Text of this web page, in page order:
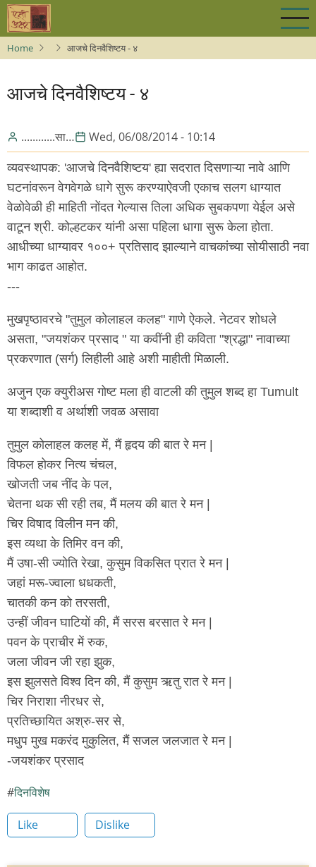
Skip
main
content
Home आजचे दिनवैशिष्टय - ४
आजचे दिनवैशिष्टय - ४
............सा… Wed, 06/08/2014 - 10:14
व्यवस्थापक: 'आजचे दिनवैशिष्टय' ह्या सदरात दिसणाऱ्या नावे आणि
घटनांवरून वेगवेगळे धागे सुरू करण्याऐवजी एकाच सलग धाग्यात
वेळोवेळी ही माहिती नोंदत गेल्यास तिला अधिक सुबकपणा येईल असे
वाटून श्री. कोल्हटकर यांनी असा पहिला धागा सुरू केला होता.
आधीच्या धाग्यावर १००+ प्रतिसाद झाल्याने वाचकांच्या सोयीसाठी नवा
भाग काढत आहोत.
---
मुखपृष्ठावरचे "तुमुल कोलाहल कलह" गाणे ऐकले. नेटवर शोधले
असता, "जयशंकर प्रसाद " या कवींनी ही कविता "श्रद्धा" नावाच्या
प्रकरणात (सर्ग) लिहीली आहे अशी माहीती मिळाली.
अजुन एक क्युरीअस गोष्ट मला ही वाटली की तुमुल शब्द हा Tumult
या शब्दाशी व अर्थाशी जवळ असावा
तुमुल कोलाहल कलह में, मैं हृदय की बात रे मन |
विफल होकर नित्य चंचल,
खोजती जब नींद के पल,
चेतना थक सी रही तब, मैं मलय की बात रे मन |
चिर विषाद विलीन मन की,
इस व्यथा के तिमिर वन की,
मैं उषा-सी ज्योति रेखा, कुसुम विकसित प्रात रे मन |
जहां मरू-ज्वाला धधकती,
चातकी कन को तरसती,
उन्हीं जीवन घाटियों की, मैं सरस बरसात रे मन |
पवन के प्राचीर में रुक,
जला जीवन जी रहा झुक,
इस झुलसते विश्व दिन की, मैं कुसुम ऋतु रात रे मन |
चिर निराशा नीरधर से,
प्रतिच्छायित अश्रु-सर से,
मधुप मुख मकरंद मुकुलित, मैं सजल जलजात रे मन |
-जयशंकर प्रसाद
दिनविशेष
Like Dislike